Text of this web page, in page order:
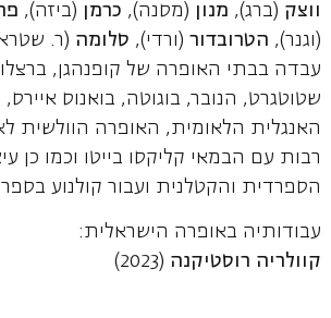
ווצק (ברג), מנון (מסנה), כרמן (ביזה),
(וגנר), הטרובדור(ורדי), סלומה (ר.
עבדה בבתי האופרה של קופנהגן,
שטוטגרט, הנובר, בוגוטה, בואנוס
האנגלית הלאומית, האופרה הוולשית
רבות עם הבמאי קליקסו בייטו וכמו כן
הספרדית והקטלנית ועבור קולנוע
עבודותיה באופרה הישראלית:
קוולריה רוסטיקנה (2023)